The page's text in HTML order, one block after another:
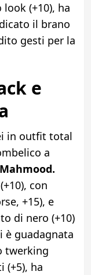
(+10), ha
il brano
gesti per la
e
in outfit total
a
Mahmood.
con
+15), e
di nero (+10)
è guadagnata
twerking
(+5), ha